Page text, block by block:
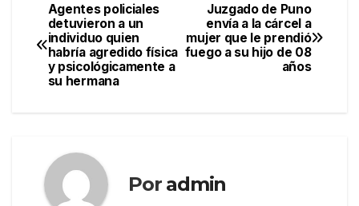
Navegación
de
entradas
Juzgado de Puno
envía a la cárcel a
mujer que le prendió
fuego a su hijo de 08
años
Agentes policiales
detuvieron a un
individuo quien
habría agredido física
y psicológicamente a
su hermana
Por admin